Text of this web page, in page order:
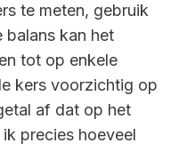
te meten, gebruik
balans kan het
tot op enkele
kers voorzichtig op
af dat op het
precies hoeveel